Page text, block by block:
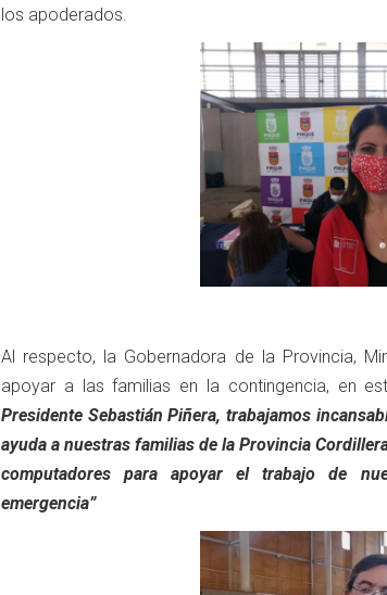
los apoderados.
Al respecto, la Gobernadora de la Provincia,
apoyar a las familias en la contingencia, en
Presidente Sebastián Piñera, trabajamos
ayuda a nuestras familias de la Provincia
computadores para apoyar el trabajo de
emergencia”